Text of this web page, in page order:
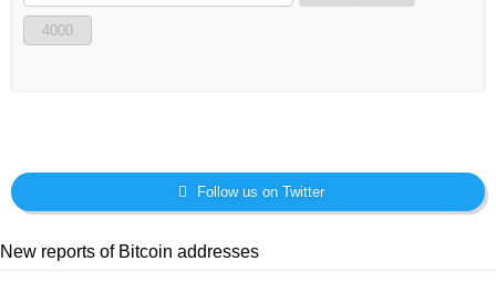
4000
Follow us on Twitter
New reports of Bitcoin addresses